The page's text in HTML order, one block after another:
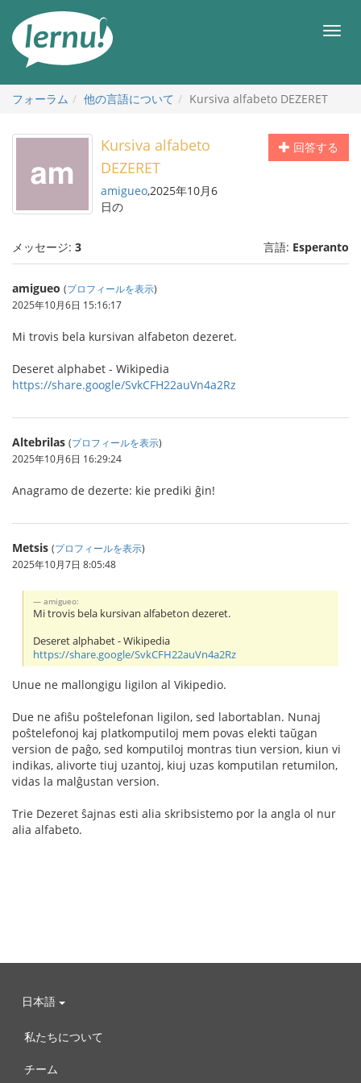
メ
フォーラム
他の言語について Kursiva alfabeto DEZERET
回答する
Kursiva alfabeto
DEZERET
amigueo,2025年10月6
日の
メッセージ: 3 言語: Esperanto
amigueo (プロフィールを表示)
2025年10月6日 15:16:17
Mi trovis bela kursivan alfabeton dezeret.
Deseret alphabet - Wikipedia
https://share.google/SvkCFH22auVn4a2Rz
Altebrilas (プロフィールを表示)
2025年10月6日 16:29:24
Anagramo de dezerte: kie prediki ĝin!
Metsis (プロフィールを表示)
2025年10月7日 8:05:48
amigueo:
Mi trovis bela kursivan alfabeton dezeret.
Deseret alphabet - Wikipedia
https://share.google/SvkCFH22auVn4a2Rz
Unue ne mallongigu ligilon al Vikipedio.
Due ne afiŝu poŝtelefonan ligilon, sed labortablan. Nunaj
poŝtelefonoj kaj platkomputiloj mem povas elekti taŭgan
version de paĝo, sed komputiloj montras tiun version, kiun vi
indikas, alivorte tiuj uzantoj, kiuj uzas komputilan retumilon,
vidas la malĝustan version.
Trie Dezeret ŝajnas esti alia skribsistemo por la angla ol nur
alia alfabeto.
日本語
私たちについて
チーム